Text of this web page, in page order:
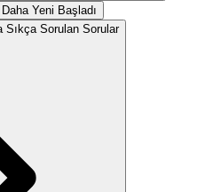
Yeni Başladı
Sıkça Sorulan Sorular